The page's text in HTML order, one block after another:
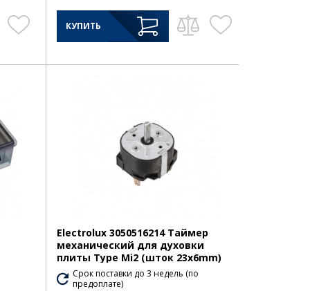
КУПИТЬ
Electrolux 3050516214 Таймер
механический для духовки
плиты Type Mi2 (шток 23x6mm)
Срок поставки до 3 недель (по
предоплате)